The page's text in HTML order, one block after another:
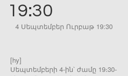
19:30
4 Սեպտեմբեր Ուրբաթ 19:30
[hy]
Սեպտեմբերի 4-ին՝ ժամը 19։30-